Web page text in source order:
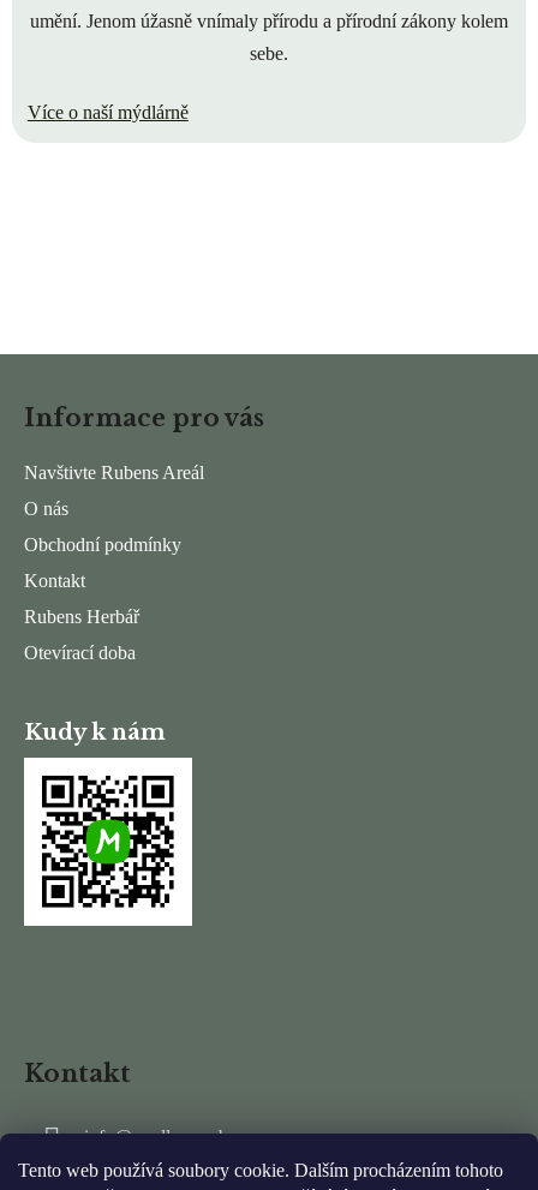
Tento web používá soubory cookie. Dalším procházením tohoto
umění. Jenom úžasně vnímaly přírodu a přírodní zákony kolem
sebe.
Více o naší mýdlárně
Informace pro vás
Navštivte Rubens Areál
O nás
Obchodní podmínky
Kontakt
Rubens Herbář
Otevírací doba
Kudy k nám
Kontakt
info@mydlarnarubens.cz